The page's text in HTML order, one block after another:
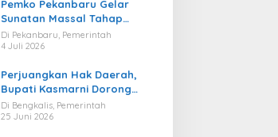
Pemko Pekanbaru Gelar
Sunatan Massal Tahap
Kedua, 100 Anak Ikuti Khitan
Gratis
Di Pekanbaru, Pemerintah
4 Juli 2026
Perjuangkan Hak Daerah,
Bupati Kasmarni Dorong
BUMD PT BLJ Diprioritaskan
Kelola Migas
Di Bengkalis, Pemerintah
25 Juni 2026